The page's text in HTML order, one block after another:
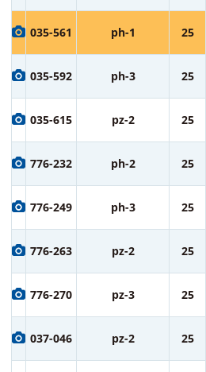
035-561 ph-1 25
035-592 ph-3 25
035-615 pz-2 25
776-232 ph-2 25
776-249 ph-3 25
776-263 pz-2 25
776-270 pz-3 25
037-046 pz-2 25